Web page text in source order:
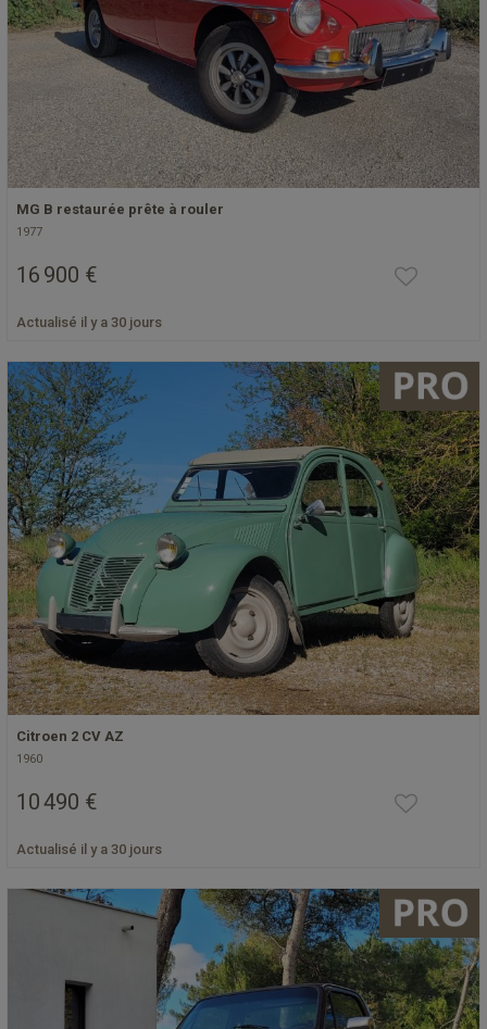
MG B restaurée prête à rouler
1977
16 900 €
Actualisé il y a 30 jours
Citroen 2 CV AZ
1960
10 490 €
Actualisé il y a 30 jours